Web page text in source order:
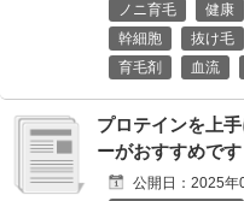
ノニ育毛
健康
幹細胞
抜け毛
育毛剤
血流
プロテインを上
ーがおすすめです
公開日： 2025年